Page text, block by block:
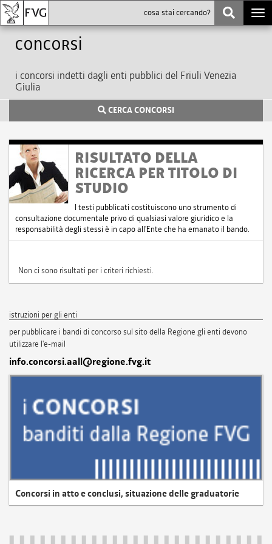
Concorsi
i concorsi indetti dagli enti pubblici del Friuli Venezia
Giulia
CERCA CONCORSI
RISULTATO DELLA
RICERCA PER TITOLO DI
STUDIO
I testi pubblicati costituiscono uno strumento di
consultazione documentale privo di qualsiasi valore giuridico e la
responsabilità degli stessi è in capo all'Ente che ha emanato il bando.
Non ci sono risultati per i criteri richiesti.
istruzioni per gli enti
per pubblicare i bandi di concorso sul sito della Regione gli enti devono
utilizzare l'e-mail
info.concorsi.aall@regione.fvg.it
Concorsi in atto e conclusi, situazione delle graduatorie